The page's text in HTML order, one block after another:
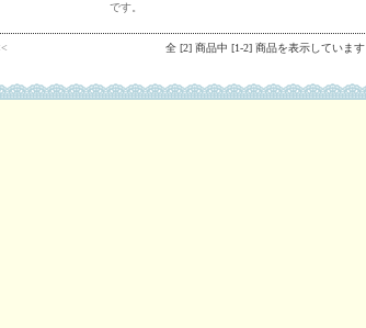
です。
全 [2] 商品中 [1-2] 商品を表示しています